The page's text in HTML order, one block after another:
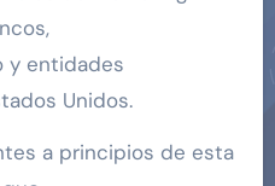
y entidades
Unidos.
a principios de esta